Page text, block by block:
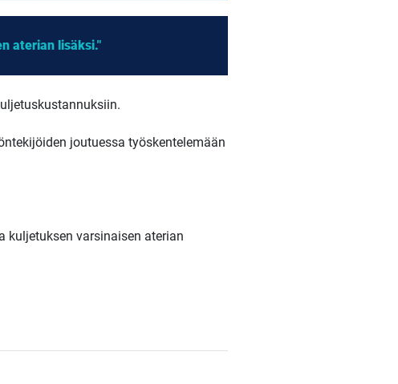
aterian lisäksi."
joutuessa työskentelemään
kuljetuksen varsinaisen aterian